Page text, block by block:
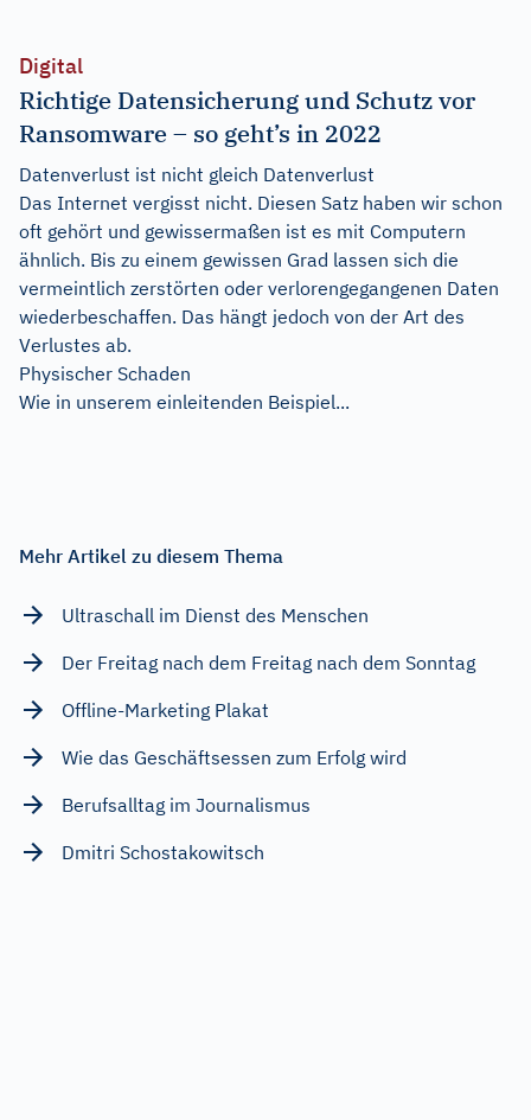
Digital
Richtige Datensicherung und Schutz vor
Ransomware – so geht’s in 2022
Datenverlust ist nicht gleich Datenverlust
Das Internet vergisst nicht. Diesen Satz haben wir schon
oft gehört und gewissermaßen ist es mit Computern
ähnlich. Bis zu einem gewissen Grad lassen sich die
vermeintlich zerstörten oder verlorengegangenen Daten
wiederbeschaffen. Das hängt jedoch von der Art des
Verlustes ab.
Physischer Schaden
Wie in unserem einleitenden Beispiel...
Mehr Artikel zu diesem Thema
Ultraschall im Dienst des Menschen
Der Freitag nach dem Freitag nach dem Sonntag
Offline-Marketing Plakat
Wie das Geschäftsessen zum Erfolg wird
Berufsalltag im Journalismus
Dmitri Schostakowitsch